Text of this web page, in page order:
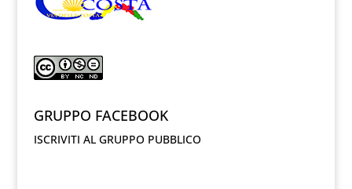
GRUPPO FACEBOOK
ISCRIVITI AL GRUPPO PUBBLICO